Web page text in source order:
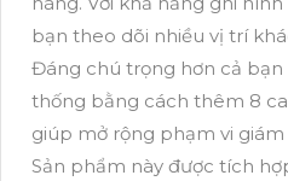
bạn theo dõi nhiều vị trí
Đáng chú trọng hơn cả
thống bằng cách thêm 8
giúp mở rộng phạm vi giám
Sản phẩm này được tích